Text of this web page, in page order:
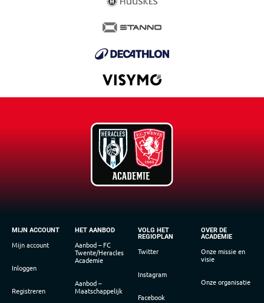
MIJN ACCOUNT
Mijn account
Inloggen
Registreren
HET AANBOD
Aanbod – FC
Twente/Heracles
Academie
Aanbod –
Maatschappelijk
VOLG HET
REGIOPLAN
Twitter
Instagram
Facebook
OVER DE
ACADEMIE
Onze missie en
visie
Onze organisatie